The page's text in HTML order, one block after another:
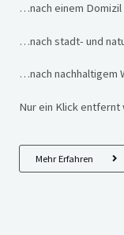
…nach einem Domizil
…nach stadt- und
…nach nachhaltigem
Nur ein Klick entfernt
Mehr Erfahren